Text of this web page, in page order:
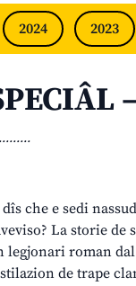
2024 2023
dîs che e sedi
La storie
legjonari roman
de trape